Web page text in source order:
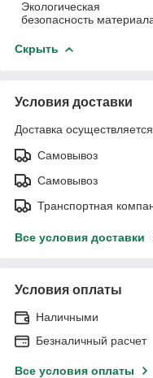
Экологическая
безопасность
Скрыть
Условия доставки
Доставка
Самовывоз
Самовывоз
Транспортная
Все условия доставки
Условия оплаты
Наличными
Безналичный расчет
Все условия оплаты